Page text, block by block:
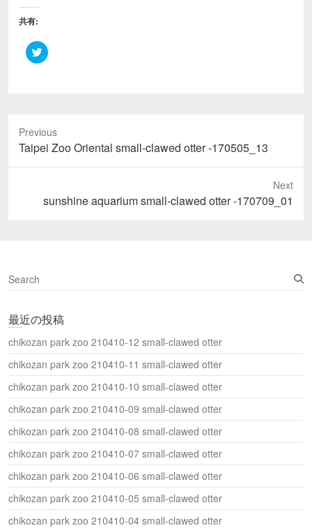
共有:
ク
リ
t
e
で
新
き
す
)
Previous
Previous
post:
Taipei Zoo Oriental small-clawed otter -170505_13
Next
sunshine aquarium small-clawed otter -170709_01
S
e
r
h
最近の投稿
chikozan park zoo 210410-12 small-clawed otter
chikozan park zoo 210410-11 small-clawed otter
chikozan park zoo 210410-10 small-clawed otter
chikozan park zoo 210410-09 small-clawed otter
chikozan park zoo 210410-08 small-clawed otter
chikozan park zoo 210410-07 small-clawed otter
chikozan park zoo 210410-06 small-clawed otter
chikozan park zoo 210410-05 small-clawed otter
chikozan park zoo 210410-04 small-clawed otter